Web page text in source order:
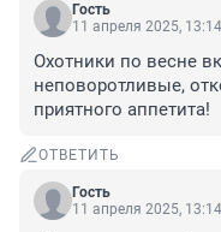
Гость
11 апреля 2025, 13:14
Охотники по весне
неповоротливые,
приятного аппетита!
ОТВЕТИТЬ
Гость
11 апреля 2025, 13:14